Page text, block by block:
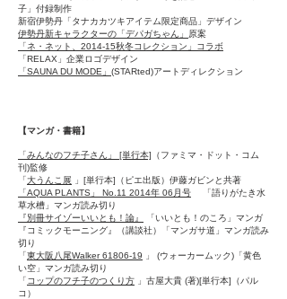
子」付録制作
新宿伊勢丹「タナカカツキアイテム限定商品」デザイン
伊勢丹新キャラクターの「デパガちゃん」 原案
「ネ・ネット、2014-15秋冬コレクション」コラボ
「RELAX」企業ロゴデザイン
「SAUNA DU MODE」 (STARted)アートディレクション
【マンガ・書籍】
「みんなのフチ子さん」 [単行本] （ファミマ・ドット・コム
刊)監修
「大うんこ展 」[単行本]（ピエ出版）伊藤ガビンと共著
「AQUA PLANTS」 No.11 2014年 06月号 「語りがたき水
草水槽」マンガ読み切り
『別冊サイゾーいいとも！論』
「いいとも！のころ」マンガ
『コミックモーニング』（講談社）「マンガサ道」マンガ読み
切り
「東大阪八尾Walker 61806-19 」 (ウォーカームック)「黄色
い空」マンガ読み切り
「コップのフチ子のつくり方 」古屋大貴 (著)[単行本]（パル
コ）